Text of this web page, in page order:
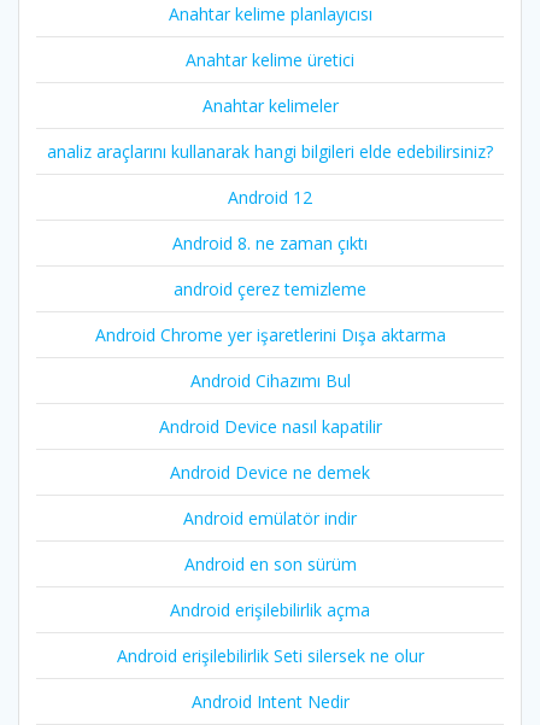
Anahtar kelime planlayıcısı
Anahtar kelime üretici
Anahtar kelimeler
analiz araçlarını kullanarak hangi bilgileri elde edebilirsiniz?
Android 12
Android 8. ne zaman çıktı
android çerez temizleme
Android Chrome yer işaretlerini Dışa aktarma
Android Cihazımı Bul
Android Device nasıl kapatilir
Android Device ne demek
Android emülatör indir
Android en son sürüm
Android erişilebilirlik açma
Android erişilebilirlik Seti silersek ne olur
Android Intent Nedir